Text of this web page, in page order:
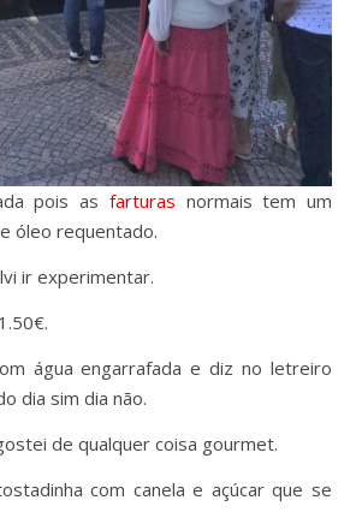
pois as farturas normais tem um
óleo requentado.
ir experimentar.
água engarrafada e diz no letreiro
dia sim dia não.
de qualquer coisa gourmet.
com canela e açúcar que se